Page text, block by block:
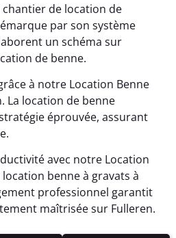
chantier de location de
par son système
un schéma sur
de benne.
à notre Location Benne
La location de benne
éprouvée, assurant
avec notre Location
benne à gravats à
professionnel garantit
maîtrisée sur Fulleren.